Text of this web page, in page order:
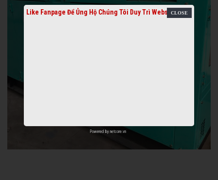
Like Fanpage Để Ủng Hộ Chúng Tôi Duy Trì Website
Powered by netcore.vn